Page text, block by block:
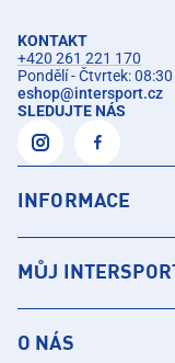
KONTAKT
+420 261 221 170
Pondělí - Čtvrtek:
eshop@intersport.cz
SLEDUJTE NÁS
INFORMACE
MŮJ
O NÁS